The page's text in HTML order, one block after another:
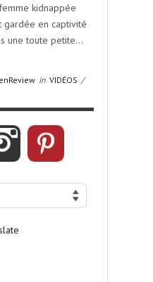
kidnappée
gardée en captivité
une toute petite…
in VIDÉOS /